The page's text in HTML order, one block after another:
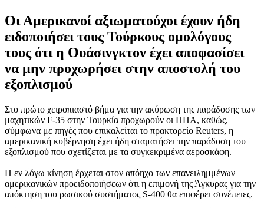
Oι Αμερικανοί αξιωματούχοι έχουν ήδη
ειδοποιήσει τους Τούρκους ομολόγους
τους ότι η Ουάσινγκτον έχει αποφασίσει
να μην προχωρήσει στην αποστολή του
εξοπλισμού
Στο πρώτο χειροπιαστό βήμα για την ακύρωση της παράδοσης των
μαχητικών F-35 στην Τουρκία προχωρούν οι ΗΠΑ, καθώς,
σύμφωνα με πηγές που επικαλείται το πρακτορείο Reuters, η
αμερικανική κυβέρνηση έχει ήδη σταματήσει την παράδοση του
εξοπλισμού που σχετίζεται με τα συγκεκριμένα αεροσκάφη.
Η εν λόγω κίνηση έρχεται στον απόηχο των επανειλημμένων
αμερικανικών προειδοποιήσεων ότι η επιμονή της Άγκυρας για την
απόκτηση του ρωσικού συστήματος S-400 θα επιφέρει συνέπειες.